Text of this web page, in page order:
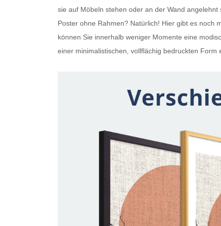
sie auf Möbeln stehen oder an der Wand
Poster ohne Rahmen? Natürlich! Hier gibt es noch
können Sie innerhalb weniger Momente eine
einer minimalistischen, vollflächig bedruckten Form